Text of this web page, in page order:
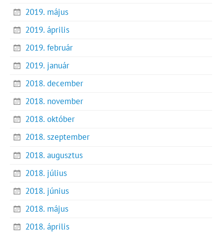
2019. május
2019. április
2019. február
2019. január
2018. december
2018. november
2018. október
2018. szeptember
2018. augusztus
2018. július
2018. június
2018. május
2018. április